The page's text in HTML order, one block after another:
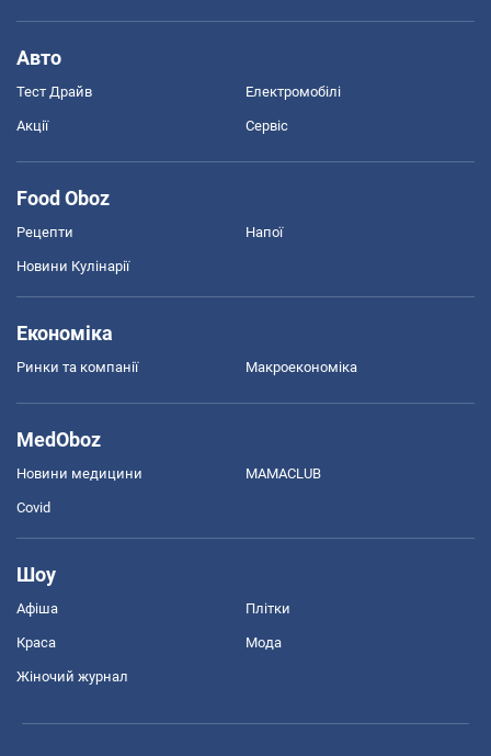
Авто
Тест Драйв Електромобілі
Акції Сервіс
Food Oboz
Рецепти Напої
Новини Кулінарії
Економіка
Ринки та компанії Макроекономіка
MedOboz
Новини медицини MAMACLUB
Covid
Шоу
Афіша Плітки
Краса Мода
Жіночий журнал